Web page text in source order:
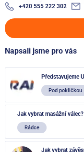
+420 555 222 302
Napsali jsme pro vás
Pod pokličkou
Jak vybrat masážní válec?
Rádce